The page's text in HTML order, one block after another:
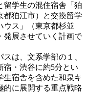
学生の混住宿舎「狛
都狛江市）と交換留学
ウス」（東京都杉並
発展させていく計画で
は、文系学部の１、
宿・渋谷に約5分とい
生宿舎を含めた和泉キ
的に展開する重点戦略